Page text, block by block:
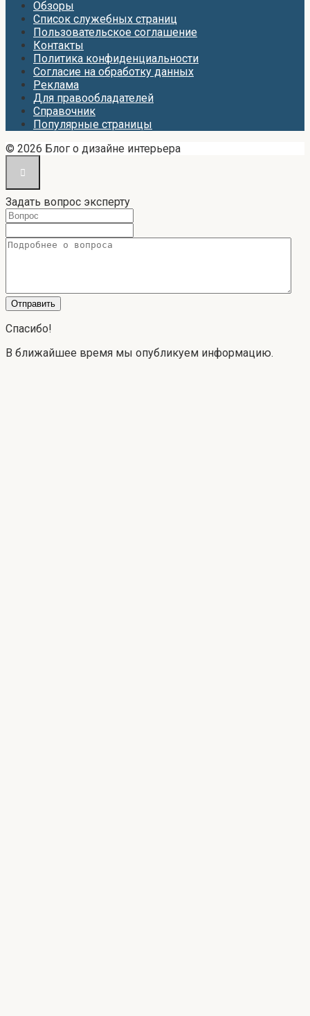
Обзоры
Список служебных страниц
Пользовательское соглашение
Контакты
Политика конфиденциальности
Согласие на обработку данных
Реклама
Для правообладателей
Справочник
Популярные страницы
© 2026 Блог о дизайне интерьера
Задать вопрос эксперту
Спасибо!
В ближайшее время мы опубликуем информацию.